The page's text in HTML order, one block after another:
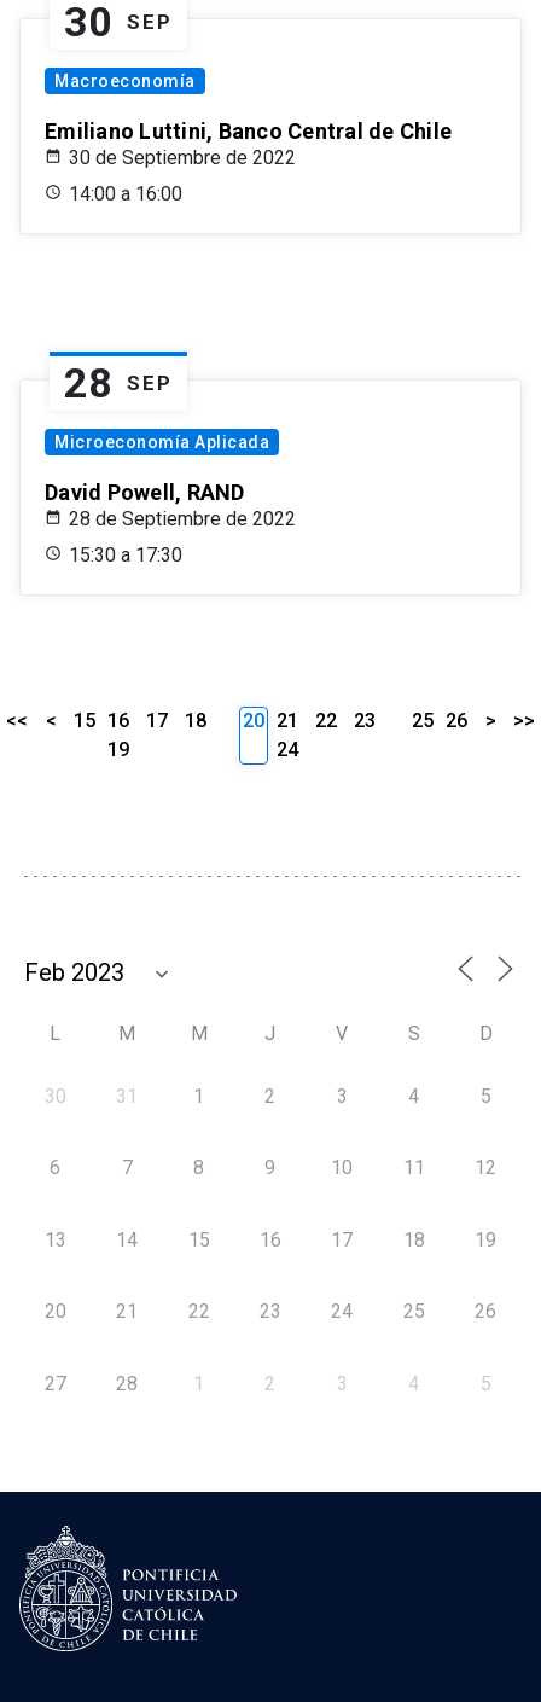
30 SEP
Macroeconomía
Emiliano Luttini, Banco Central de Chile
30 de Septiembre de 2022
14:00 a 16:00
28 SEP
Microeconomía Aplicada
David Powell, RAND
28 de Septiembre de 2022
15:30 a 17:30
<< < 15 16 17
18
19
20 21 22
23
24
25 26 > >>
L M M J V S D
30 31 1 2 3 4 5
6 7 8 9 10 11 12
13 14 15 16 17 18 19
20 21 22 23 24 25 26
27 28 1 2 3 4 5